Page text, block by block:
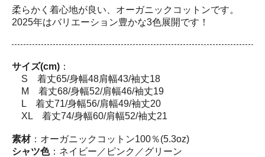
柔らかく着心地が良い、オーガニックコットンです。
2025年はバリエーション豊かな3色展開です！
サイズ(cm) ：
S 着丈65/身幅48肩幅43/袖丈18
M 着丈68/身幅52/肩幅46/袖丈19
L 着丈71/身幅56/肩幅49/袖丈20
XL 着丈74/身幅60/肩幅52/袖丈21
素材：オーガニックコットン100％(5.3oz)
シャツ色：ネイビー／ピンク／グリーン